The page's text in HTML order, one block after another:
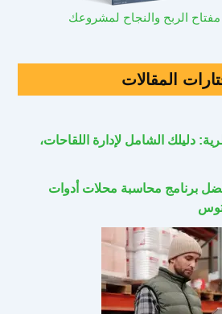
الربح والنجاح لمشروعك
المقالات
دليلك الشامل لإدارة اللقاحات،
برنامج محاسبة محلات أدوات